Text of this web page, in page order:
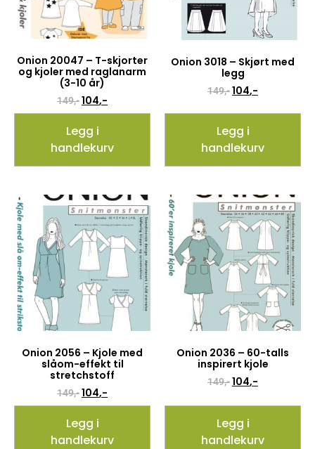
Onion 20047 – T-skjorter
og kjoler med raglanarm
(3-10 år)
149,-104,-
Legg i
handlekurv
Onion 3018 – Skjørt med
legg
149,-104,-
Legg i
handlekurv
Onion 2056 – Kjole med
slåom-effekt til
stretchstoff
149,-104,-
Legg i
handlekurv
Onion 2036 – 60-talls
inspirert kjole
149,-104,-
Legg i
handlekurv